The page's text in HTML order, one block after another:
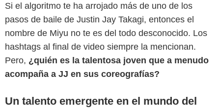
Si el algoritmo te ha arrojado más de uno de los
pasos de baile de Justin Jay Takagi, entonces el
nombre de Miyu no te es del todo desconocido. Los
hashtags al final de video siempre la mencionan.
Pero, ¿quién es la talentosa joven que a menudo
acompaña a JJ en sus coreografías?
Un talento emergente en el mundo del